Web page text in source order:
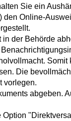
Sie ein
den Online-
der Behörde
Die
vorlegen.
abgeben.